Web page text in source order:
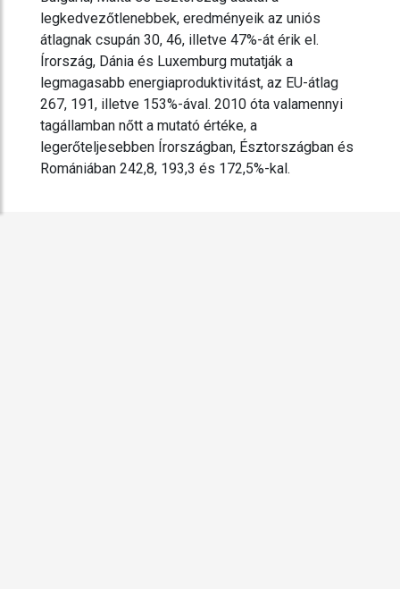
legkedvezőtlenebbek, eredményeik az uniós
átlagnak csupán 30, 46, illetve 47%-át érik el.
Írország, Dánia és Luxemburg mutatják a
legmagasabb energiaproduktivitást, az EU-átlag
267, 191, illetve 153%-ával. 2010 óta valamennyi
tagállamban nőtt a mutató értéke, a
legerőteljesebben Írországban, Észtországban és
Romániában 242,8, 193,3 és 172,5%-kal.